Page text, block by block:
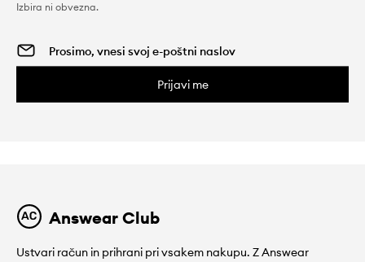
Izbira ni obvezna.
Prijavi me
Answear Club
Ustvari račun in prihrani pri vsakem nakupu. Z Answear